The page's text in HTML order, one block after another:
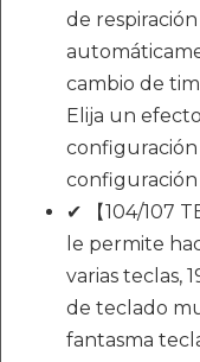
de
cambio de
Elija un
configuración
✔ 【104/107
le permite
varias teclas,
de teclado
fantasma